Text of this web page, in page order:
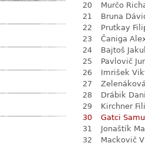
20
Murčo
21
Bruna
22
Prutkay
23
Čaniga
24
Bajtoš
25
Pavlovič
26
Imrišek
27
28
Drábik
29
Kirchner
30
Gatci
31
Jonaštík
32
Mackovič